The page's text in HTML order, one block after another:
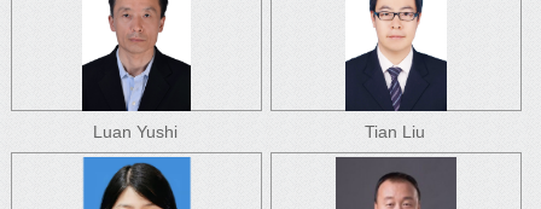
Luan Yushi Tian Liu